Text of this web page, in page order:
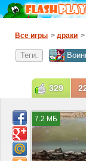
Все игры > драки >
Теги:
7.2 МБ
329